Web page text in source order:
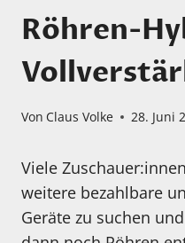
Röhren-
Von Claus Volke 28. Juni
Viele
weitere bezahlbare
Geräte zu suchen